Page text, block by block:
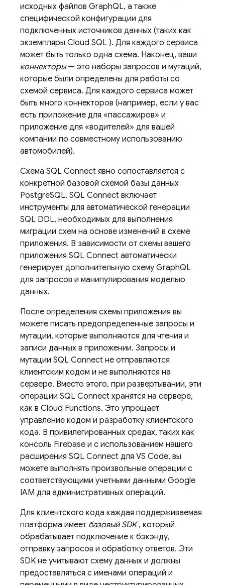
исходных файлов GraphQL, а также
специфической конфигурации для
подключенных источников данных (таких как
экземпляры Cloud SQL ). Для каждого сервиса
может быть только одна схема. Наконец, ваши
коннекторы— это наборы запросов и мутаций,
которые были определены для работы со
схемой сервиса. Для каждого сервиса может
быть много коннекторов (например, если у вас
есть приложение для «пассажиров» и
приложение для «водителей» для вашей
компании по совместному использованию
автомобилей).
Схема SQL Connect явно сопоставляется с
конкретной базовой схемой базы данных
PostgreSQL. SQL Connect включает
инструменты для автоматической генерации
SQL DDL, необходимых для выполнения
миграции схем на основе изменений в схеме
приложения. В зависимости от схемы вашего
приложения SQL Connect автоматически
генерирует дополнительную схему GraphQL
для запросов и манипулирования моделью
данных.
После определения схемы приложения вы
можете писать предопределенные запросы и
мутации, которые выполняются для чтения и
записи данных в приложении. Запросы и
мутации SQL Connect не отправляются
клиентским кодом и не выполняются на
сервере. Вместо этого, при развертывании, эти
операции SQL Connect хранятся на сервере,
как в Cloud Functions. Это упрощает
управление кодом и разработку клиентского
кода. В привилегированных средах, таких как
консоль Firebase и с использованием нашего
расширения SQL Connect для VS Code, вы
можете выполнять произвольные операции с
соответствующими учетными данными Google
IAM для административных операций.
Для клиентского кода каждая поддерживаемая
платформа имеет базовый SDK, который
обрабатывает подключение к бэкэнду,
отправку запросов и обработку ответов. Эти
SDK не учитывают схему данных и должны
предоставляться с именами операций и